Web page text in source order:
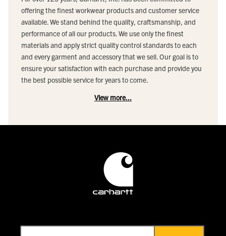
offering the finest workwear products and customer service
available. We stand behind the quality, craftsmanship, and
performance of all our products. We use only the finest
materials and apply strict quality control standards to each
and every garment and accessory that we sell. Our goal is to
ensure your satisfaction with each purchase and provide you
the best possible service for years to come.
View more...